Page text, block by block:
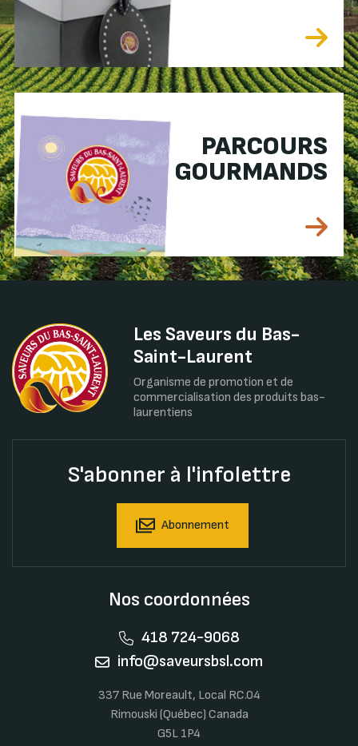
PARCOURS
GOURMANDS
Les Saveurs du Bas-
Saint-Laurent
Organisme de promotion et de
commercialisation des produits bas-
laurentiens
S'abonner à l'infolettre
Abonnement
Nos coordonnées
418 724-9068
info@saveursbsl.com
337 Rue Moreault, Local RC.04
Rimouski (Québec) Canada
G5L 1P4